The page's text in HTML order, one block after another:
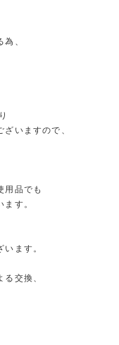
、
いますので、
用品でも
す。
ます。
交換、